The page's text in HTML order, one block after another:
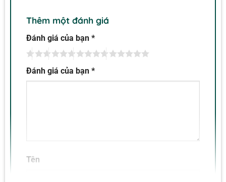
Hình thực tế Bút vạn năng Extech 381676A
Thêm một đánh giá
Đánh giá của bạn *
Đánh giá của bạn *
Tên